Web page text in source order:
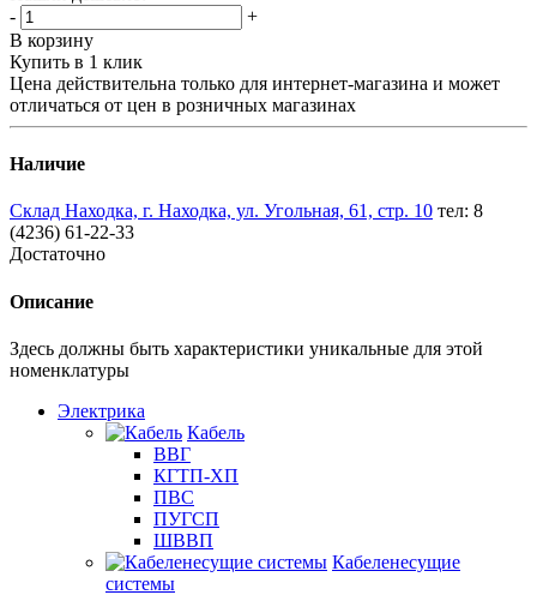
-
+
В корзину
Купить в 1 клик
Цена действительна только для интернет-магазина и может
отличаться от цен в розничных магазинах
Наличие
Склад Находка, г. Находка, ул. Угольная, 61, стр. 10 тел: 8
(4236) 61-22-33
Достаточно
Описание
Здесь должны быть характеристики уникальные для этой
номенклатуры
Электрика
Кабель
ВВГ
КГТП-ХП
ПВС
ПУГСП
ШВВП
Кабеленесущие
системы